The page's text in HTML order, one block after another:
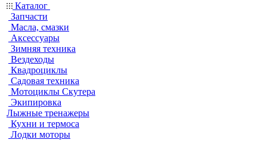
Каталог
Запчасти
Масла, смазки
Аксессуары
Зимняя техника
Вездеходы
Квадроциклы
Садовая техника
Мотоциклы Скутера
Экипировка
Лыжные тренажеры
Кухни и термоса
Лодки моторы